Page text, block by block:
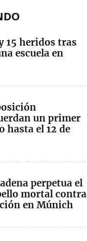
15 heridos tras
escuela en
un primer
hasta el 12 de
perpetua el
mortal contra
en Múnich